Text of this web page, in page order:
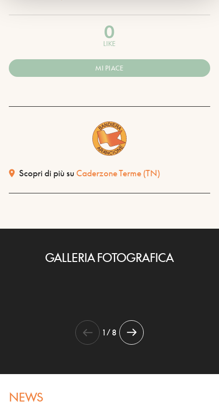
0
LIKE
MI PIACE
Scopri di più su Caderzone Terme(TN)
GALLERIA FOTOGRAFICA
1 / 8
NEWS